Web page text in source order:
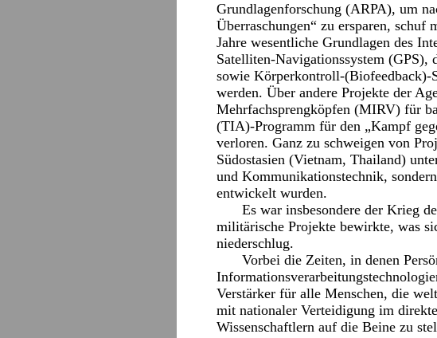
Grundlagenforschung (ARPA), um
Überraschungen“ zu ersparen,
Jahre wesentliche Grundlagen des
Satelliten-Navigationssystem (GPS),
sowie Körperkontroll-(Biofeedback)-
werden. Über andere Projekte der
Mehrfachsprengköpfen (MIRV) für
(TIA)-Programm für den „Kampf
verloren. Ganz zu schweigen von
Südostasien (Vietnam, Thailand)
und Kommunikationstechnik,
entwickelt wurden.
Es war insbesondere der Krieg
militärische Projekte bewirkte, was
niederschlug.
Vorbei die Zeiten, in denen
Verstärker für alle Menschen, die
mit nationaler Verteidigung im
Wissenschaftlern auf die Beine zu